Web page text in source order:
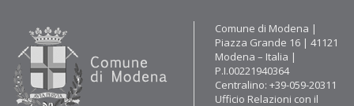
Contatti
Comune di Modena |
Piazza Grande 16 | 41121
Modena – Italia |
P.I.00221940364
Centralino: +39-059-20311
Ufficio Relazioni con il